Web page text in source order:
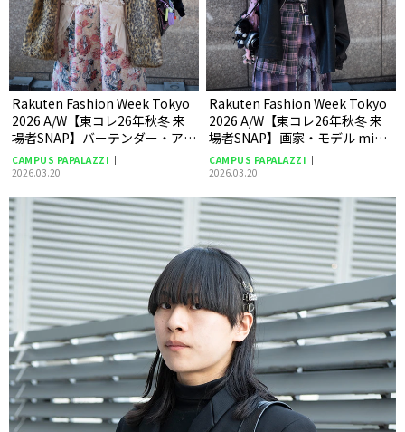
Rakuten Fashion Week Tokyo
2026 A/W【東コレ26年秋冬 来
場者SNAP】バーテンダー・アー
ティスト 黄泉竈食たまきさん
CAMPUS PAPALAZZI
2026.03.20
Rakuten Fashion Week Tokyo
2026 A/W【東コレ26年秋冬 来
場者SNAP】画家・モデル mimi
さん
CAMPUS PAPALAZZI
2026.03.20